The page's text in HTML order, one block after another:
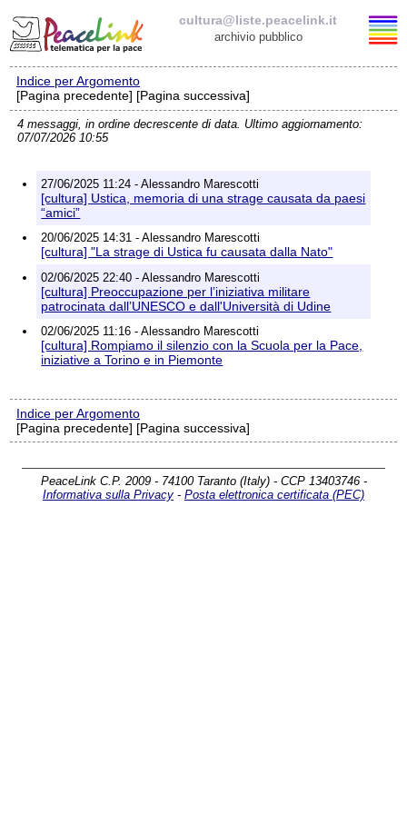
cultura@liste.peacelink.it
archivio pubblico
Elenco delle liste
cultura@liste.peacelink.it
Policy delle liste di PeaceLink
Informativa sulla privacy
Richieste di rimozione
Indice per Argomento
[Pagina precedente] [Pagina successiva]
4 messaggi, in ordine decrescente di data. Ultimo aggiornamento:
07/07/2026 10:55
27/06/2025 11:24 - Alessandro Marescotti
[cultura] Ustica, memoria di una strage causata da paesi
“amici”
20/06/2025 14:31 - Alessandro Marescotti
[cultura] "La strage di Ustica fu causata dalla Nato"
02/06/2025 22:40 - Alessandro Marescotti
[cultura] Preoccupazione per l’iniziativa militare
patrocinata dall’UNESCO e dall'Università di Udine
02/06/2025 11:16 - Alessandro Marescotti
[cultura] Rompiamo il silenzio con la Scuola per la Pace,
iniziative a Torino e in Piemonte
Indice per Argomento
[Pagina precedente] [Pagina successiva]
PeaceLink C.P. 2009 - 74100 Taranto (Italy) - CCP 13403746 -
Informativa sulla Privacy - Posta elettronica certificata (PEC)